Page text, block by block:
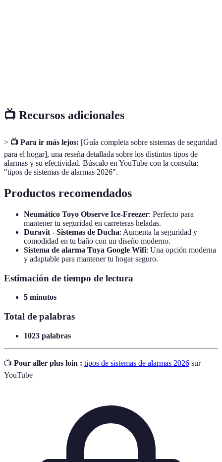
📺 Recursos adicionales
> 📺 Para ir más lejos: [Guía completa sobre sistemas de seguridad
para el hogar], una reseña detallada sobre los distintos tipos de
alarmas y su efectividad. Búscalo en YouTube con la consulta:
"tipos de sistemas de alarmas 2026".
Productos recomendados
Neumático Toyo Observe Ice-Freezer: Perfecto para
mantener tu seguridad en carreteras heladas.
Duravit - Sistemas de Ducha: Aumenta la seguridad y
comodidad en tu baño con un diseño moderno.
Sistema de alarma Tuya Google Wifi: Una opción moderna
y adaptable para mantener tu hogar seguro.
Estimación de tiempo de lectura
5 minutos
Total de palabras
1023 palabras
📺 Pour aller plus loin : tipos de sistemas de alarmas 2026 sur
YouTube